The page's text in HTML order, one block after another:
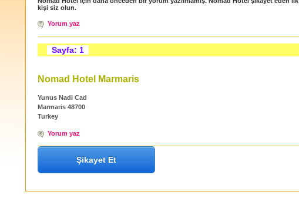
kişi siz olun.
Yorum yaz
Sayfa: 1
Nomad Hotel Marmaris
Yunus Nadi Cad
Marmaris 48700
Turkey
Yorum yaz
Şikayet Et